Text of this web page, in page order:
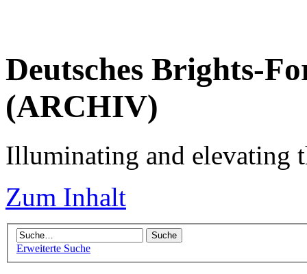
Deutsches Brights-
(ARCHIV)
Illuminating and elevating
Zum Inhalt
Erweiterte Suche